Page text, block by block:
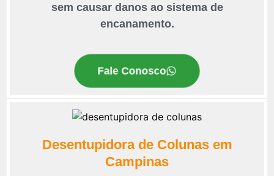
sem causar danos ao sistema de
encanamento.
Fale Conosco
Desentupidora de Colunas em
Campinas